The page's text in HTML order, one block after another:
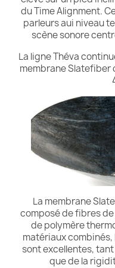
du Time Alignment.
parleurs aui niveau
scène sonore
La ligne Théva
membrane Slatefiber
La membrane
composé de fibres
de polymère
matériaux
sont excellentes,
que de la